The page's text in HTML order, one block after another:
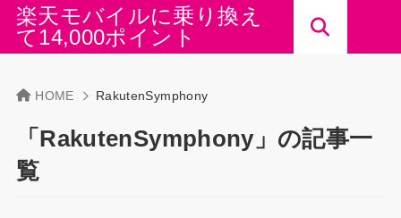
楽天モバイルに乗り換え
て14,000ポイント
HOME RakutenSymphony
「RakutenSymphony」の記事一
覧